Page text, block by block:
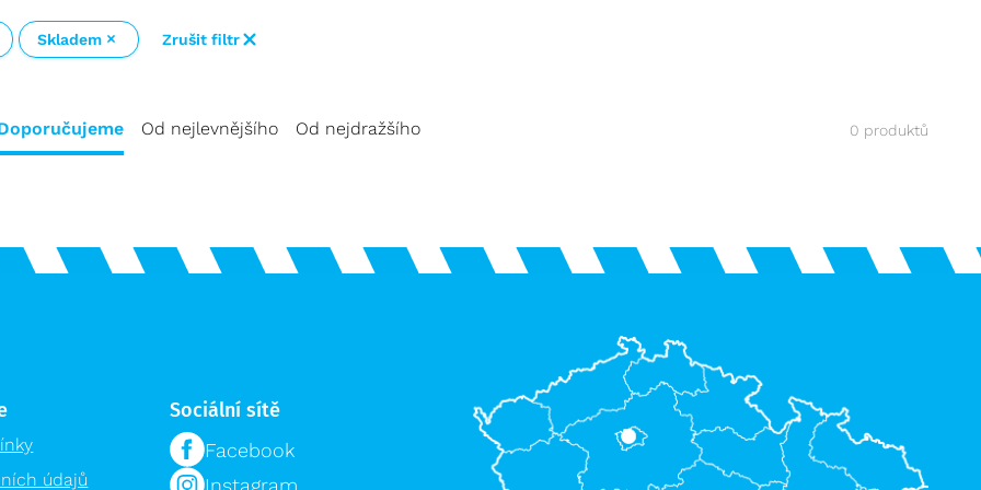
Skladem Zrušit filtr
Od nejlevnějšího Od nejdražšího 0 produktů
údajů
Sociální sítě
Facebook
Instagram